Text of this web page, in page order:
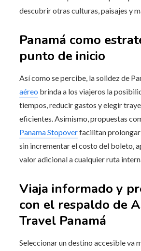
descubrir otras culturas, paisajes y
Panamá como
punto de inicio
Así como se percibe, la solidez de
aéreo brinda a los viajeros la
tiempos, reducir gastos y elegir
eficientes. Asimismo, propuestas
Panama Stopoverfacilitan prolongar
sin incrementar el costo del boleto,
valor adicional a cualquier ruta
Viaja informado y
con el respaldo de
Travel Panamá
Seleccionar un destino accesible va